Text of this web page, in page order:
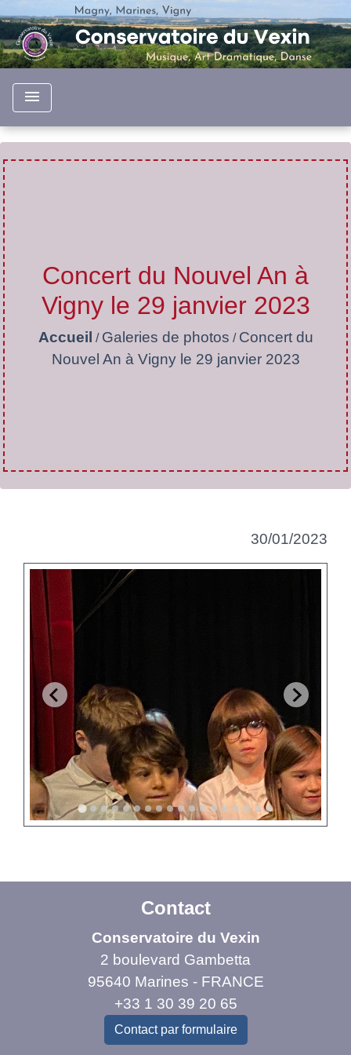
menu
Concert du Nouvel An à
Vigny le 29 janvier 2023
Accueil / Galeries de photos / Concert du
Nouvel An à Vigny le 29 janvier 2023
30/01/2023
Contact
Conservatoire du Vexin
2 boulevard Gambetta
95640 Marines - FRANCE
+33 1 30 39 20 65
Contact par formulaire